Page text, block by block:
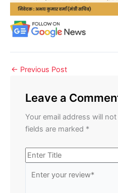
← Previous Post
Leave a
Your email address will
fields are marked *